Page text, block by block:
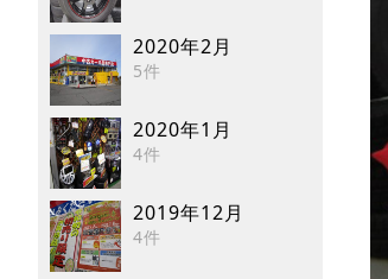
2020年2月
5件
2020年1月
4件
2019年12月
4件